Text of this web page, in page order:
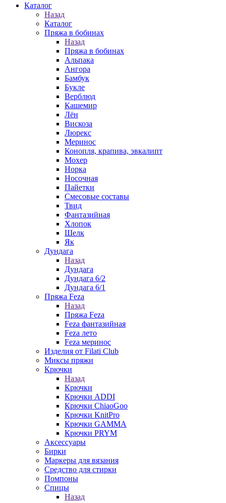
Каталог
Назад
Каталог
Пряжа в бобинах
Назад
Пряжа в бобинах
Альпака
Ангора
Бамбук
Букле
Верблюд
Кашемир
Лён
Вискоза
Люрекс
Меринос
Конопля, крапива, эвкалипт
Мохер
Норка
Носочная
Пайетки
Смесовые составы
Твид
Фантазийная
Хлопок
Шелк
Як
Дундага
Назад
Дундага
Дундага 6/2
Дундага 6/1
Пряжа Feza
Назад
Пряжа Feza
Feza фантазийная
Feza лето
Feza меринос
Изделия от Filati Club
Миксы пряжи
Крючки
Назад
Крючки
Крючки ADDI
Крючки ChiaoGoo
Крючки KnitPro
Крючки GAMMA
Крючки PRYM
Аксессуары
Бирки
Маркеры для вязания
Средство для стирки
Помпоны
Спицы
Назад